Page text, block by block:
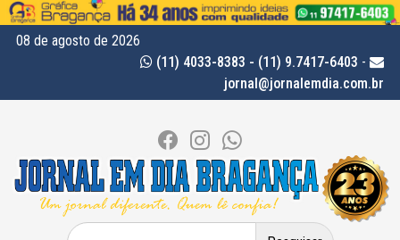
08 de agosto de 2026
(11) 4033-8383 - (11) 9.7417-6403 -
jornal@jornalemdia.com.br
Pesquisar